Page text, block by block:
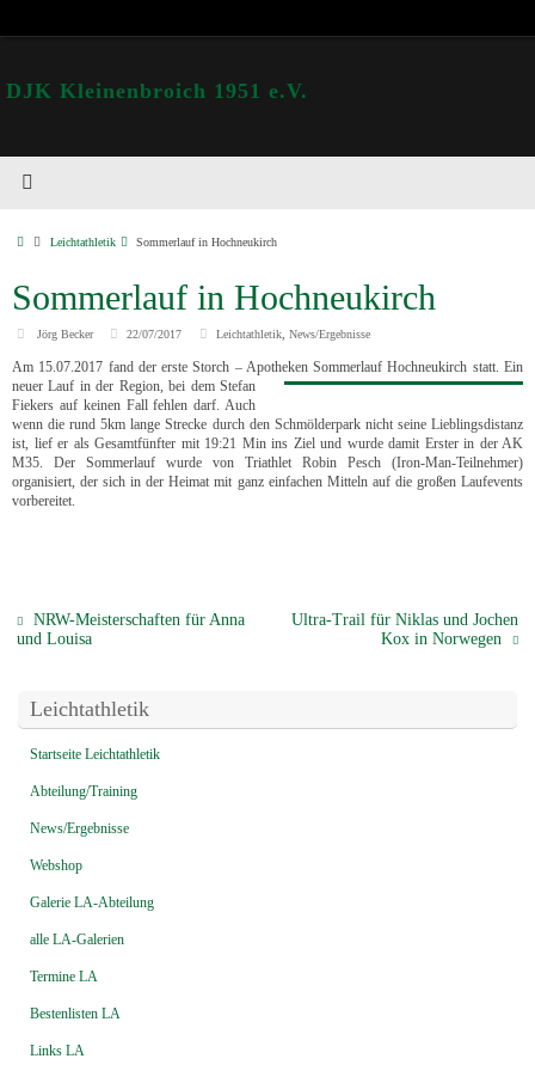
DJK Kleinenbroich 1951 e.V.
Leichtathletik Sommerlauf in Hochneukirch
Sommerlauf in Hochneukirch
Jörg Becker 22/07/2017 Leichtathletik, News/Ergebnisse
Am 15.07.2017 fand der erste Storch – Apotheken Sommerlauf Hochneukirch statt. Ein
neuerLauf in der Region, bei dem Stefan
Fiekers auf keinen Fall fehlen darf. Auch
wenn die rund 5km lange Strecke durch den Schmölderpark nicht seine Lieblingsdistanz
ist, lief er als Gesamtfünfter mit 19:21 Min ins Ziel und wurde damit Erster in der AK
M35. Der Sommerlauf wurde von Triathlet Robin Pesch (Iron-Man-Teilnehmer)
organisiert, der sich in der Heimat mit ganz einfachen Mitteln auf die großen Laufevents
vorbereitet.
NRW-Meisterschaften für Anna
und Louisa
Ultra-Trail für Niklas und Jochen
Kox in Norwegen
Leichtathletik
Startseite Leichtathletik
Abteilung/Training
News/Ergebnisse
Webshop
Galerie LA-Abteilung
alle LA-Galerien
Termine LA
Bestenlisten LA
Links LA